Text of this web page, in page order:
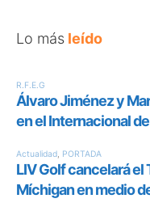
Lo más leído